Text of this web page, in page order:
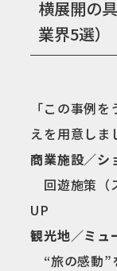
横展開の
業界5選）
「この事例
えを用意しま
商業施設／シ
回遊施策（
UP
観光地／ミュ
“旅の感動”